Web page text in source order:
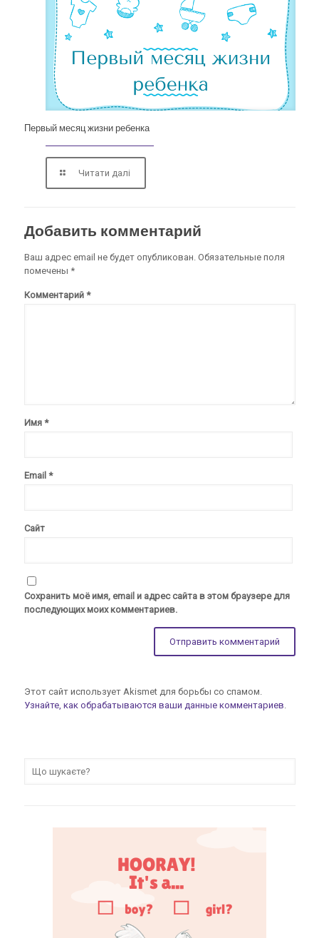
Первый месяц жизни ребенка
Читати далі
Добавить комментарий
Ваш адрес email не будет опубликован. Обязательные поля
помечены *
Комментарий *
Имя *
Email *
Сайт
Сохранить моё имя, email и адрес сайта в этом браузере для
последующих моих комментариев.
Этот сайт использует Akismet для борьбы со спамом.
Узнайте, как обрабатываются ваши данные комментариев